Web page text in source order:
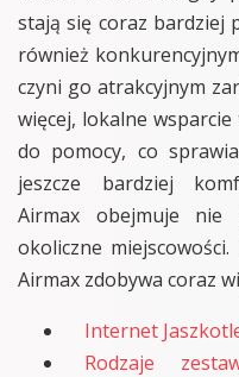
stają się coraz bardziej
również
czyni go atrakcyjnym
więcej, lokalne
do pomocy, co
jeszcze bardziej
Airmax obejmuje nie
okoliczne
Airmax zdobywa coraz
Internet
Rodzaje